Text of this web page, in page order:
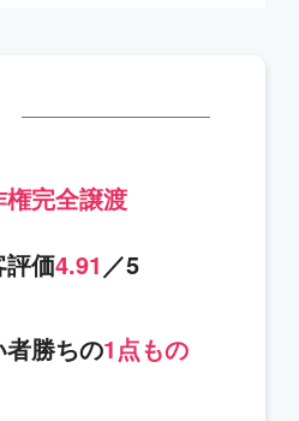
権完全譲渡
評価4.91 ／5
者勝ちの1点もの